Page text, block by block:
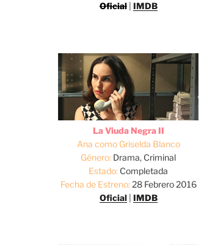
Oficial| IMDB
La Viuda Negra II
Ana como Griselda Blanco
Género: Drama, Criminal
Estado: Completada
Fecha de Estreno:28 Febrero 2016
Oficial| IMDB